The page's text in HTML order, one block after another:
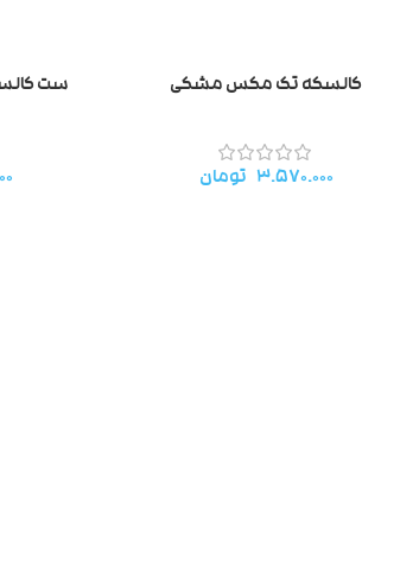
کالسکه تک مکس مشکی
۳.۵۷۰.۰۰۰ تومان
ست